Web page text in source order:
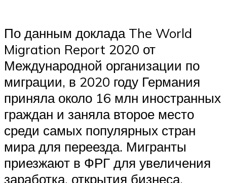
По данным доклада The World
Migration Report 2020 от
Международной организации по
миграции, в 2020 году Германия
приняла около 16 млн иностранных
граждан и заняла второе место
среди самых популярных стран
мира для переезда. Мигранты
приезжают в ФРГ для увеличения
заработка, открытия бизнеса,